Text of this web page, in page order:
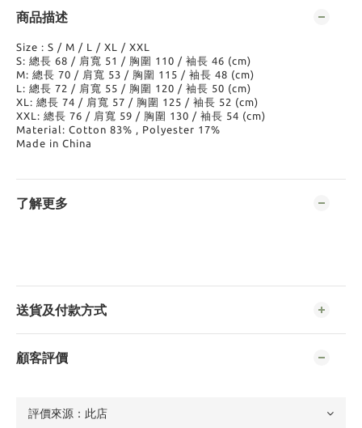
商品描述
Size : S / M / L / XL / XXL
S: 總長 68 / 肩寬 51 / 胸圍 110 / 袖長 46 (cm)
M: 總長 70 / 肩寬 53 / 胸圍 115 / 袖長 48 (cm)
L: 總長 72 / 肩寬 55 / 胸圍 120 / 袖長 50 (cm)
XL: 總長 74 / 肩寬 57 / 胸圍 125 / 袖長 52 (cm)
XXL: 總長 76 / 肩寬 59 / 胸圍 130 / 袖長 54 (cm)
Material: Cotton 83% , Polyester 17%
Made in China
了解更多
送貨及付款方式
顧客評價